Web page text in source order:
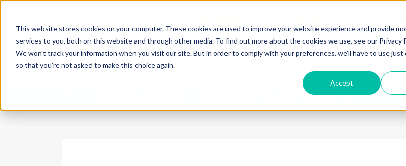
This website stores cookies on your computer. These cookies are used to improve your website experience and provide
services to you, both on this website and through other media. To find out more about the cookies we use, see our Privacy
We won't track your information when you visit our site. But in order to comply with your preferences, we'll have to use just
so that you're not asked to make this choice again.
Accept
射出成形の工程改善ガイド 改善事例 技術・製品情報
射出成形工程の段取り時間は1日あたり12時間短縮できる